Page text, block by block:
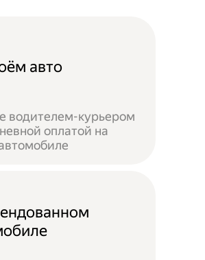
авто
водителем-курьером
оплатой на